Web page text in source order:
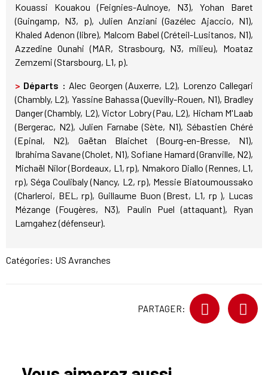
Kouassi Kouakou (Feignies-Aulnoye, N3), Yohan Baret
(Guingamp, N3, p), Julien Anziani (Gazélec Ajaccio, N1),
Khaled Adenon (libre), Malcom Babel (Créteil-Lusitanos, N1),
Azzedine Ounahi (MAR, Strasbourg, N3, milieu), Moataz
Zemzemi (Starsbourg, L1, p).
> Départs : Alec Georgen (Auxerre, L2), Lorenzo Callegari
(Chambly, L2), Yassine Bahassa (Quevilly-Rouen, N1), Bradley
Danger (Chambly, L2), Victor Lobry (Pau, L2), Hicham M'Laab
(Bergerac, N2), Julien Farnabe (Sète, N1), Sébastien Chéré
(Epinal, N2), Gaëtan Blaichet (Bourg-en-Bresse, N1),
Ibrahima Savane (Cholet, N1), Sofiane Hamard (Granville, N2),
Michaël Nilor (Bordeaux, L1, rp), Nmakoro Diallo (Rennes, L1,
rp), Séga Coulibaly (Nancy, L2, rp), Messie Biatoumoussako
(Charleroi, BEL, rp), Guillaume Buon (Brest, L1, rp ), Lucas
Mézange (Fougères, N3), Paulin Puel (attaquant), Ryan
Lamgahez (défenseur).
Catégories: US Avranches
PARTAGER: